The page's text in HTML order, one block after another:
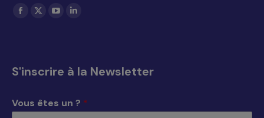
Trouvez nous sur :
La
dans
nouvelle
La
dans
nouvelle
La
dans
nouvelle
La
dans
nouvelle
S'inscrire à la Newsletter
Vous êtes un ? *